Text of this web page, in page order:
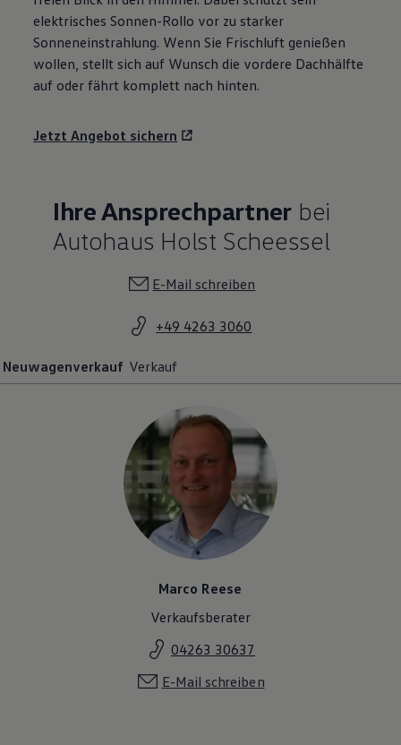
elektrisches Sonnen-Rollo vor zu starker
Sonneneinstrahlung. Wenn Sie Frischluft genießen
wollen, stellt sich auf Wunsch die vordere Dachhälfte
auf oder fährt komplett nach hinten.
Jetzt Angebot sichern
Ihre Ansprechpartner bei
Autohaus Holst Scheessel
E-Mail schreiben
+49 4263 3060
Neuwagenverkauf Verkauf
Marco Reese
Verkaufsberater
04263 30637
E-Mail schreiben